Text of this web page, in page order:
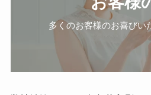
多くのお客様のお喜びい